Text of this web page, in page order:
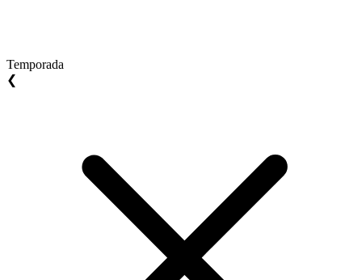
Temporada
❮